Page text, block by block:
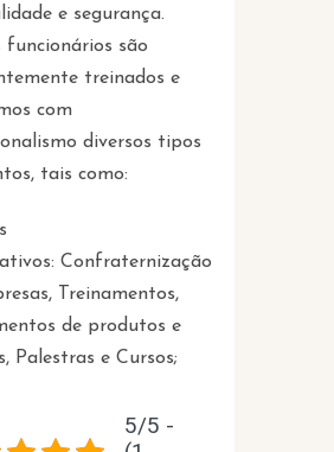
e segurança.
funcionários são
treinados e
com
diversos tipos
tais como:
Confraternização
Treinamentos,
de produtos e
Palestras e Cursos;
5/5 -